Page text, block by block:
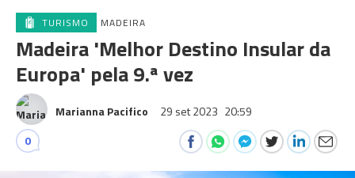
TURISMO MADEIRA
Madeira 'Melhor Destino Insular da
Europa' pela 9.ª vez
Marianna Pacifico 29 set 2023 20:59
0